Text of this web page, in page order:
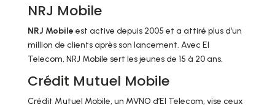
NRJ Mobile
NRJ Mobile est active depuis 2005 et a attiré plus d’un
million de clients après son lancement. Avec EI
Telecom, NRJ Mobile sert les jeunes de 15 à 20 ans.
Crédit Mutuel Mobile
Crédit Mutuel Mobile, un MVNO d’EI Telecom, vise ceux